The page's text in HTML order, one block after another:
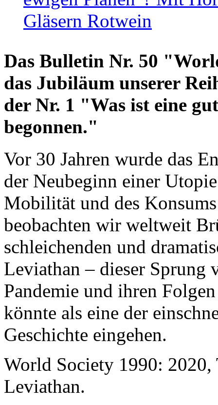
Gläsern Rotwein
Das Bulletin Nr. 50
das Jubiläum unserer
der Nr. 1 "Was ist eine
begonnen."
Vor 30 Jahren wurde das
der Neubeginn einer
Mobilität und des
beobachten wir weltweit
schleichenden und
Leviathan – dieser Sprung
Pandemie und ihren
könnte als eine der
Geschichte eingehen.
World Society 1990: 2020,
Leviathan.